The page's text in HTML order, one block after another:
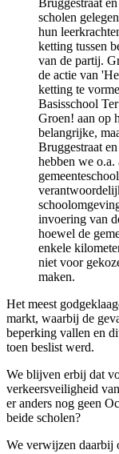
Bruggestraat
scholen
hun
ketting tussen
van de partij.
de actie van
ketting te
Basisschool
Groen! aan op
belangrijke,
Bruggestraat
hebben we o.a.
invoering van
hoewel de
enkele
niet voor
maken.
Het meest
markt, waarbij de
beperking vallen en
toen beslist werd.
We blijven erbij dat
verkeersveiligheid
er anders nog geen
beide scholen?
We verwijzen daarbij